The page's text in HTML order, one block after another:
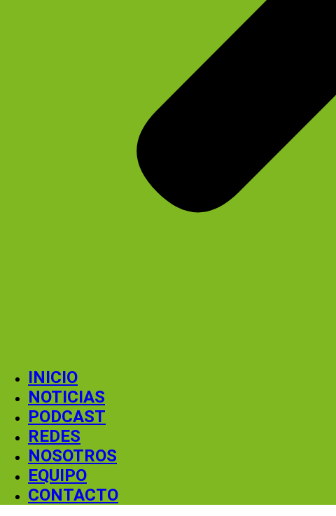
INICIO
NOTICIAS
PODCAST
REDES
NOSOTROS
EQUIPO
CONTACTO